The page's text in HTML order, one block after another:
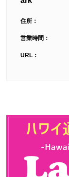
住所：
営業時間：
URL：